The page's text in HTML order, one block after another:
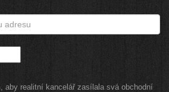
aby realitní kancelář zasílala svá obchodní